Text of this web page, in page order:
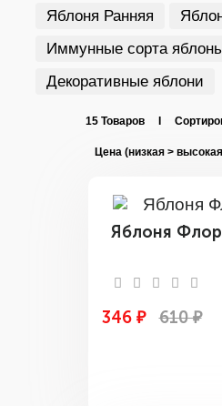
Яблоня Ранняя
Иммунные сорта яблонь
Декоративные яблони
15 Товаров I
Яблоня
346 ₽ 610 ₽